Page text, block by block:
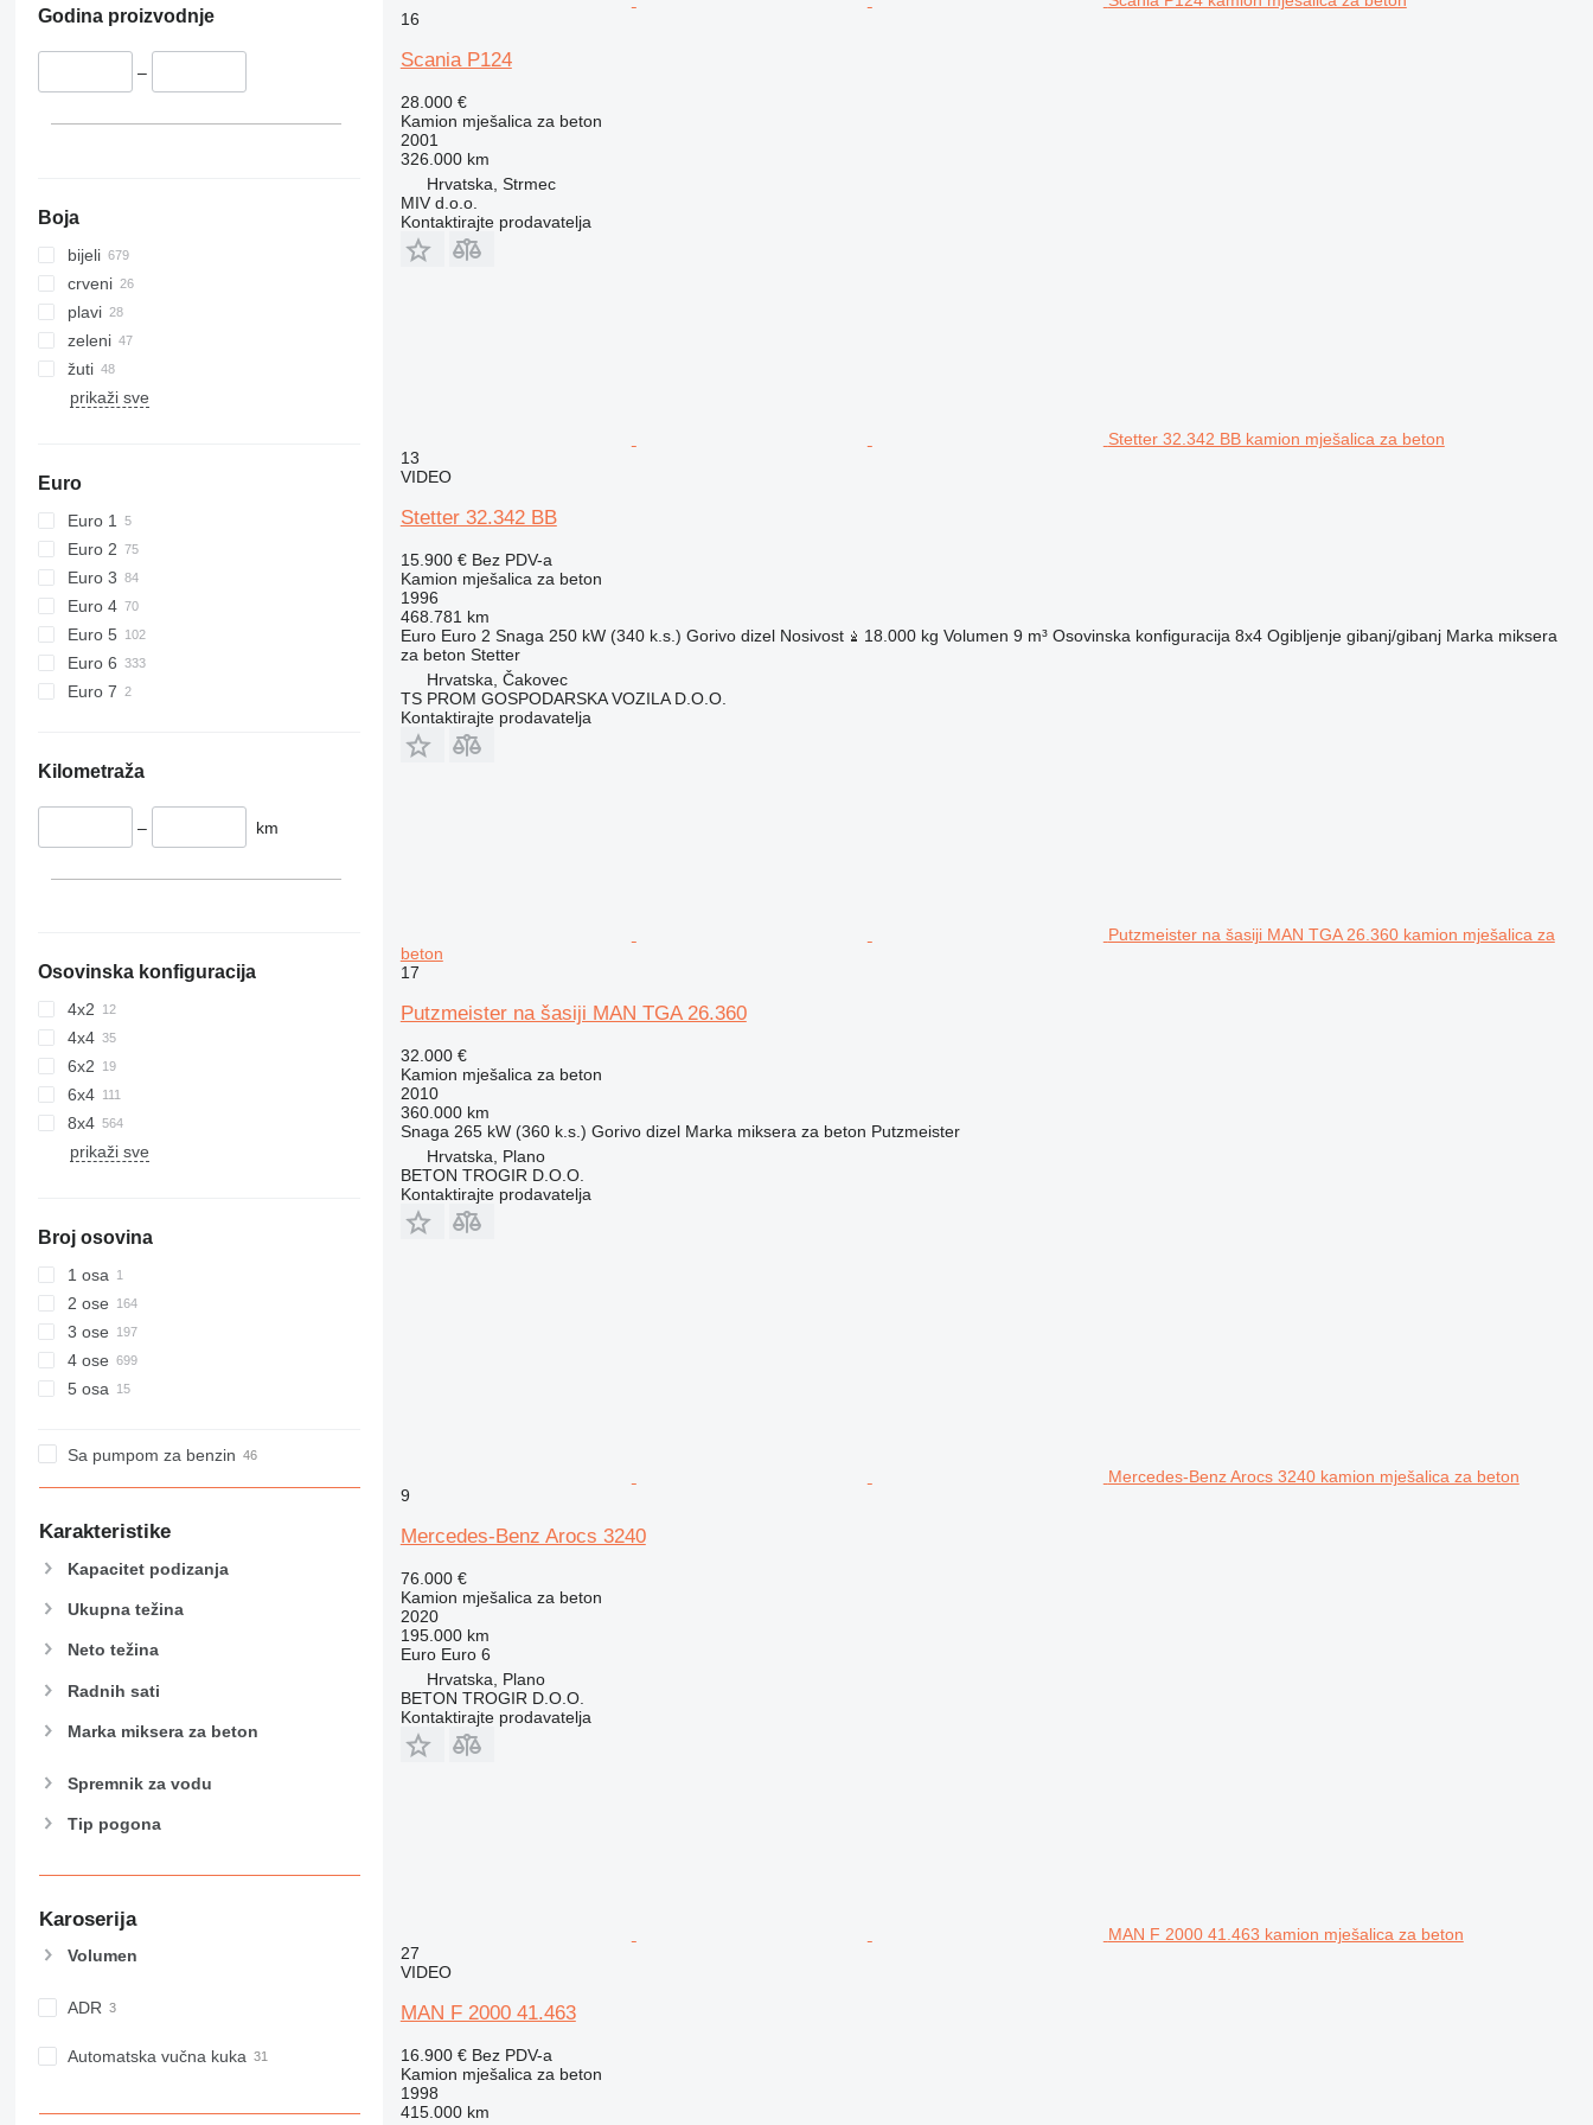
Godina proizvodnje
–
Boja
bijeli
crveni
plavi
zeleni
žuti
prikaži sve
Euro
Euro 1
Euro 2
Euro 3
Euro 4
Euro 5
Euro 6
Euro 7
Kilometraža
– km
Osovinska konfiguracija
4x2
4x4
6x2
6x4
8x4
prikaži sve
Broj osovina
1 osa
2 ose
3 ose
4 ose
5 osa
Sa pumpom za benzin
Karakteristike
Kapacitet podizanja
Ukupna težina
Neto težina
Radnih sati
Marka miksera za beton
Spremnik za vodu
Tip pogona
Karoserija
Volumen
ADR
Automatska vučna kuka
16
Scania P124
28.000 €
Kamion mješalica za beton
2001
326.000 km
Hrvatska, Strmec
MIV d.o.o.
Kontaktirajte prodavatelja
Stetter 32.342 BB kamion mješalica za beton
13
VIDEO
Stetter 32.342 BB
15.900 € Bez PDV-a
Kamion mješalica za beton
1996
468.781 km
Euro Euro 2 Snaga 250 kW (340 k.s.) Gorivo dizel Nosivost 18.000 kg Volumen 9 m³ Osovinska konfiguracija 8x4 Ogibljenje gibanj/gibanj Marka miksera
za beton Stetter
Hrvatska, Čakovec
TS PROM GOSPODARSKA VOZILA D.O.O.
Kontaktirajte prodavatelja
Putzmeister na šasiji MAN TGA 26.360 kamion mješalica za
beton
17
Putzmeister na šasiji MAN TGA 26.360
32.000 €
Kamion mješalica za beton
2010
360.000 km
Snaga 265 kW (360 k.s.) Gorivo dizel Marka miksera za beton Putzmeister
Hrvatska, Plano
BETON TROGIR D.O.O.
Kontaktirajte prodavatelja
Mercedes-Benz Arocs 3240 kamion mješalica za beton
9
Mercedes-Benz Arocs 3240
76.000 €
Kamion mješalica za beton
2020
195.000 km
Euro Euro 6
Hrvatska, Plano
BETON TROGIR D.O.O.
Kontaktirajte prodavatelja
MAN F 2000 41.463 kamion mješalica za beton
27
VIDEO
MAN F 2000 41.463
16.900 € Bez PDV-a
Kamion mješalica za beton
1998
415.000 km